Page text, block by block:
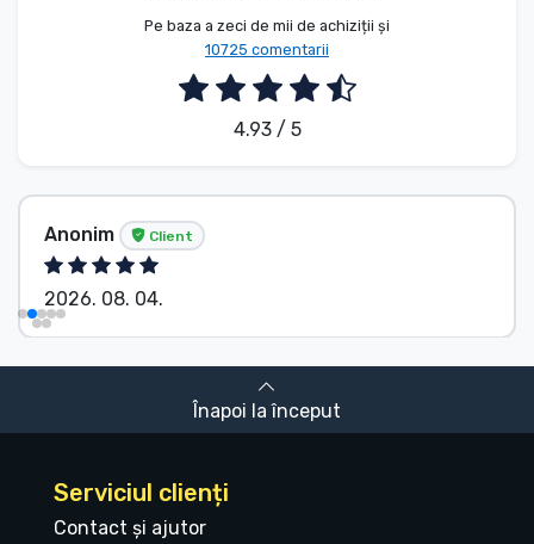
Pe baza a zeci de mii de achiziții și
10725 comentarii
4.93 / 5
Anonim Client
2026. 08. 04.
Înapoi la început
Serviciul clienți
Contact și ajutor